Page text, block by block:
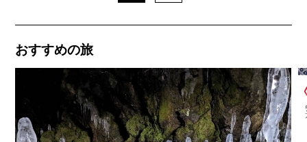
おすすめの旅